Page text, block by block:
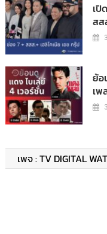
เปิ
สส
ย้อ
เพ
เพจ : TV DIGITAL